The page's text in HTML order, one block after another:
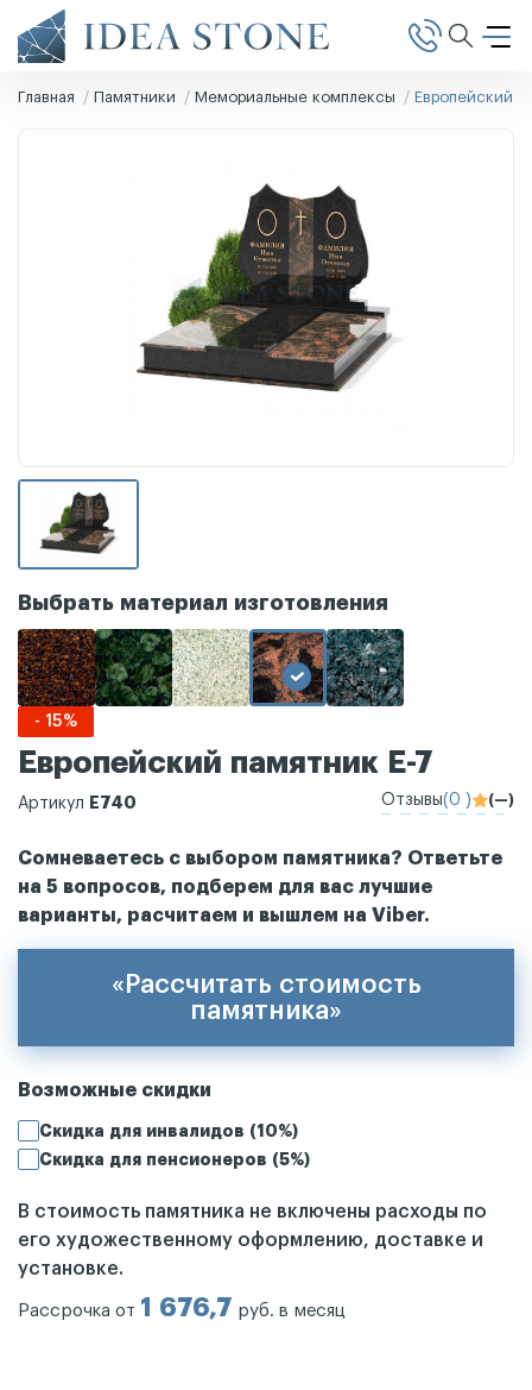
Главная Памятники Мемориальные комплексы Европейский
Выбрать материал изготовления
- 15%
Европейский памятник Е-7
Артикул Е740 Отзывы(0 ) (—)
Сомневаетесь с выбором памятника? Ответьте
на 5 вопросов, подберем для вас лучшие
варианты, расчитаем и вышлем на Viber.
«Рассчитать стоимость
памятника»
Возможные скидки
Скидка для инвалидов (10%)
Скидка для пенсионеров (5%)
В стоимость памятника не включены расходы по
его художественному оформлению, доставке и
установке.
Рассрочка от 1 676,7 руб. в месяц